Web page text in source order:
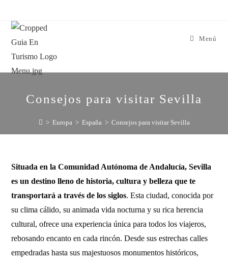
Menú
Consejos para visitar Sevilla
> Europa > España > Consejos para visitar Sevilla
Situada en la Comunidad Autónoma de Andalucía, Sevilla
es un destino lleno de historia, cultura y belleza que te
transportará a través de los siglos. Esta ciudad, conocida por
su clima cálido, su animada vida nocturna y su rica herencia
cultural, ofrece una experiencia única para todos los viajeros,
rebosando encanto en cada rincón. Desde sus estrechas calles
empedradas hasta sus majestuosos monumentos históricos,